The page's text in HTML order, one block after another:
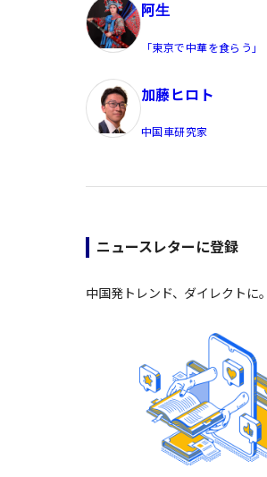
阿生
「東京で中華を食らう」
加藤ヒロト
中国車研究家
ニュースレターに登録
中国発トレンド、ダイレクトに。